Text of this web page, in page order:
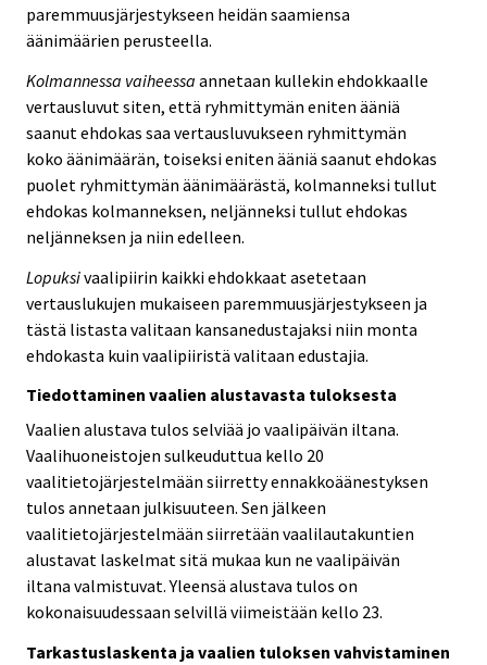
paremmuusjärjestykseen heidän saamiensa
äänimäärien perusteella.
Kolmannessa vaiheessa annetaan kullekin ehdokkaalle
vertausluvut siten, että ryhmittymän eniten ääniä
saanut ehdokas saa vertausluvukseen ryhmittymän
koko äänimäärän, toiseksi eniten ääniä saanut ehdokas
puolet ryhmittymän äänimäärästä, kolmanneksi tullut
ehdokas kolmanneksen, neljänneksi tullut ehdokas
neljänneksen ja niin edelleen.
Lopuksivaalipiirin kaikki ehdokkaat asetetaan
vertauslukujen mukaiseen paremmuusjärjestykseen ja
tästä listasta valitaan kansanedustajaksi niin monta
ehdokasta kuin vaalipiiristä valitaan edustajia.
Tiedottaminen vaalien alustavasta tuloksesta
Vaalien alustava tulos selviää jo vaalipäivän iltana.
Vaalihuoneistojen sulkeuduttua kello 20
vaalitietojärjestelmään siirretty ennakkoäänestyksen
tulos annetaan julkisuuteen. Sen jälkeen
vaalitietojärjestelmään siirretään vaalilautakuntien
alustavat laskelmat sitä mukaa kun ne vaalipäivän
iltana valmistuvat. Yleensä alustava tulos on
kokonaisuudessaan selvillä viimeistään kello 23.
Tarkastuslaskenta ja vaalien tuloksen vahvistaminen